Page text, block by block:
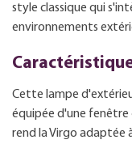
style classique qui
environnements
Cette lampe
équipée d'une fenêtre
rend la Virgo adaptée